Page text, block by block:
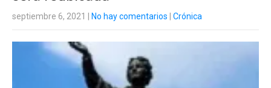
septiembre 6, 2021 No hay comentarios Crónica